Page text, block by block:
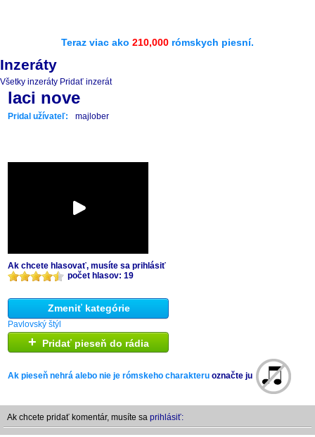
Teraz viac ako 210,000 rómskych piesní.
Inzeráty
Všetky inzeráty Pridať inzerát
laci nove
Pridal užívateľ: majlober
Ak chcete hlasovať, musíte sa prihlásiť
počet hlasov: 19
Zmeniť kategórie
Pavlovský štýl
+ Pridať pieseň do rádia
Ak pieseň nehrá alebo nie je rómskeho charakteru označte ju
Ak chcete pridať komentár, musíte sa prihlásiť: